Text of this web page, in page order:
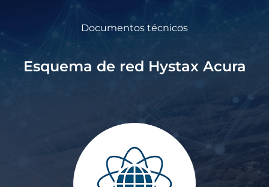
Documentos técnicos
Esquema de red Hystax Acura